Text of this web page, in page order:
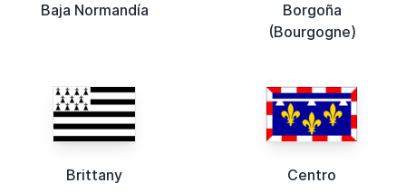
Baja Normandía
Borgoña
(Bourgogne)
Brittany Centro